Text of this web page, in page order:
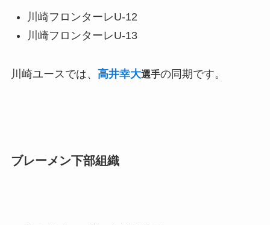
川崎フロンターレU-12
川崎フロンターレU-13
川崎ユースでは、 高井幸大選手の同期です。
ブレーメン下部組織